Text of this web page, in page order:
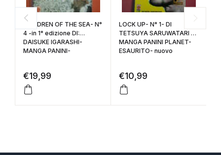
CHILDREN OF THE SEA- N°
4 -in 1° edizione DI:
DAISUKE IGARASHI-
MANGA PANINI-
€19,99
LOCK UP- N° 1- DI
TETSUYA SARUWATARI –
MANGA PANINI PLANET-
ESAURITO- nuovo
€10,99